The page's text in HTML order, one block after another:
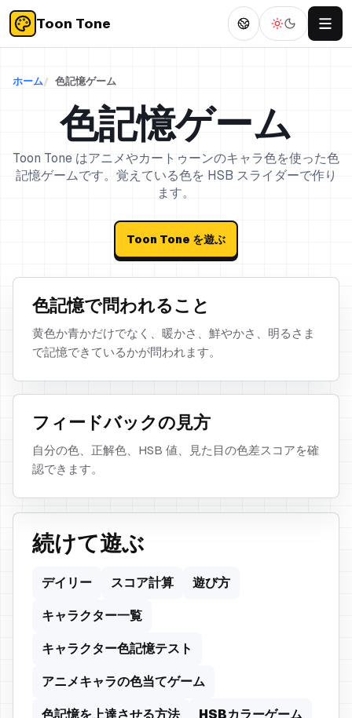
Toon Tone
ホーム 色記憶ゲーム
色記憶ゲーム
Toon Tone はアニメやカートゥーンのキャラ色を使った色
記憶ゲームです。覚えている色を HSB スライダーで作り
ます。
Toon Tone を遊ぶ
色記憶で問われること
黄色か青かだけでなく、暖かさ、鮮やかさ、明るさま
で記憶できているかが問われます。
フィードバックの見方
自分の色、正解色、HSB 値、見た目の色差スコアを確
認できます。
続けて遊ぶ
デイリー スコア計算
遊び方
キャラクター一覧
キャラクター色記憶テスト
アニメキャラの色当てゲーム
色記憶を上達させる方法
HSBカラーゲーム